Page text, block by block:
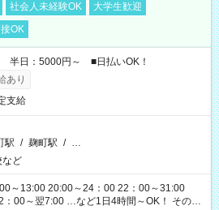
社会人未経験OK
大学生歓迎
OK
半日：5000円～ ■日払いOK！
あり
支給
駅 / 麹町駅 / …
など
～13:00 20:00～24：00 22：00～31:00
～翌7:00 …など1日4時間～OK！ その他